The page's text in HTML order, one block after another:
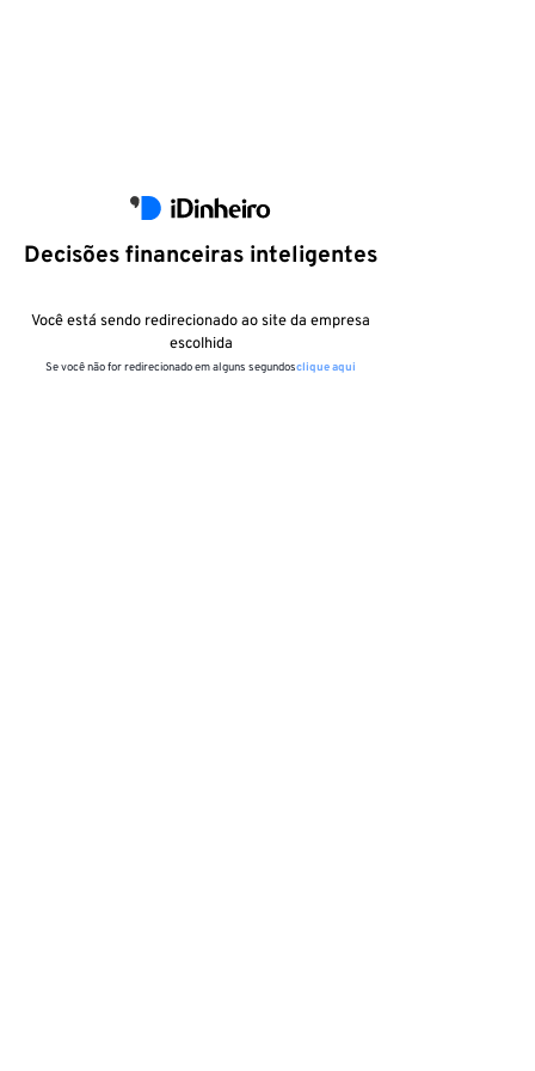
Decisões financeiras inteligentes
Você está sendo redirecionado ao site da empresa
escolhida
Se você não for redirecionado em alguns segundosclique aqui